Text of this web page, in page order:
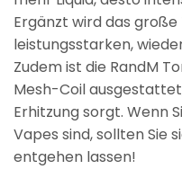
Ergänzt wird das
leistungsstarken,
Zudem ist die RandM
Mesh-Coil
Erhitzung sorgt. Wenn
Vapes sind, sollten Sie
entgehen lassen!